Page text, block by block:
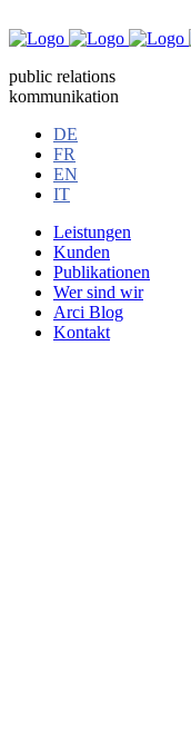
public relations
kommunikation
DE
FR
EN
IT
Leistungen
Kunden
Publikationen
Wer sind wir
Arci Blog
Kontakt